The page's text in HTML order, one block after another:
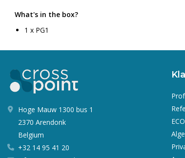
What's in the box?
1 x PG1
Hoge Mauw 1300 bus 1
2370 Arendonk
Belgium
+32 14 95 41 20